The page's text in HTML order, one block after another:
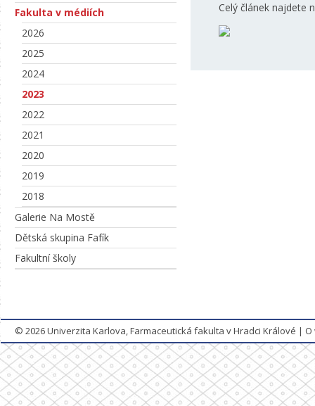
Fakulta v médiích
2026
2025
2024
2023
2022
2021
2020
2019
2018
Galerie Na Mostě
Dětská skupina Fafík
Fakultní školy
Celý článek najdete
© 2026Univerzita Karlova, Farmaceutická fakulta v Hradci Králové |